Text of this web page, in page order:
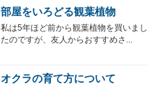
部屋をいろどる観葉植物
私は5年ほど前から観葉植物を買いま
たのですが、友人からおすすめさ...
オクラの育て方について